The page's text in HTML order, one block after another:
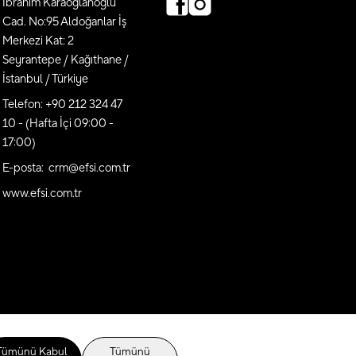
İbrahim Karaoğlanoğlu
Cad. No:95 Aldoğanlar İş
Merkezi Kat: 2
Seyrantepe / Kağıthane /
İstanbul / Türkiye
Telefon: +90 212 324 47
10 - (Hafta İçi 09:00 -
17:00)
E-posta: crm@efsi.com.tr
www.efsi.com.tr
Kabul Tümünü